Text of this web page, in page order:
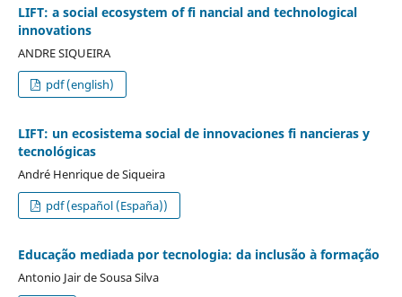
LIFT: a social ecosystem of fi nancial and technological
innovations
ANDRE SIQUEIRA
pdf (english)
LIFT: un ecosistema social de innovaciones fi nancieras y
tecnológicas
André Henrique de Siqueira
pdf (español (España))
Educação mediada por tecnologia: da inclusão à formação
Antonio Jair de Sousa Silva